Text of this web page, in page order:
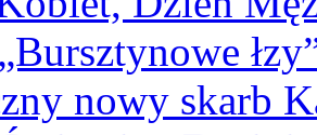
nowy skarb